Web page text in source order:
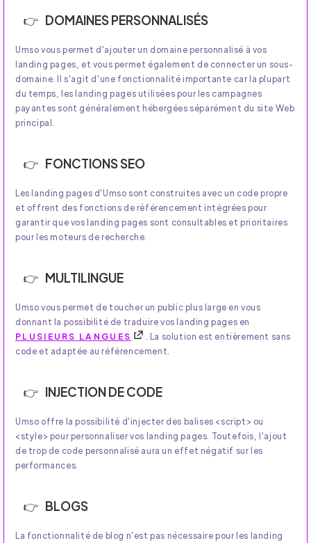
DOMAINES PERSONNALISÉS
Umso vous permet d'ajouter un domaine personnalisé à vos
landing pages, et vous permet également de connecter un sous-
domaine. Il s'agit d'une fonctionnalité importante car la plupart
du temps, les landing pages utilisées pour les campagnes
payantes sont généralement hébergées séparément du site Web
principal.
FONCTIONS SEO
Les landing pages d'Umso sont construites avec un code propre
et offrent des fonctions de référencement intégrées pour
garantir que vos landing pages sont consultables et prioritaires
pour les moteurs de recherche.
MULTILINGUE
Umso vous permet de toucher un public plus large en vous
donnant la possibilité de traduire vos landing pages en
PLUSIEURS LANGUES
. La solution est entièrement sans
code et adaptée au référencement.
INJECTION DE CODE
Umso offre la possibilité d'injecter des balises <script> ou
<style> pour personnaliser vos landing pages. Toutefois, l'ajout
de trop de code personnalisé aura un effet négatif sur les
performances.
BLOGS
La fonctionnalité de blog n'est pas nécessaire pour les landing